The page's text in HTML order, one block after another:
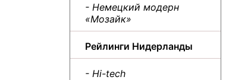
- Немецкий модерн
«Мозайк»
Рейлинги Нидерланды
- Hi-tech